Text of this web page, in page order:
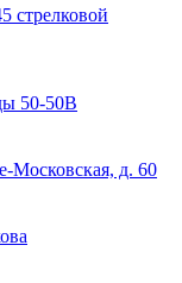
стрелковой
50-50В
Московская, д. 60